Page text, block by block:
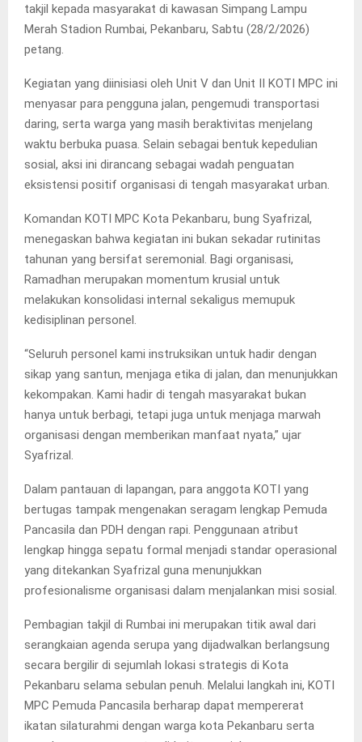
takjil kepada masyarakat di kawasan Simpang Lampu
Merah Stadion Rumbai, Pekanbaru, Sabtu (28/2/2026)
petang.
Kegiatan yang diinisiasi oleh Unit V dan Unit II KOTI MPC ini
menyasar para pengguna jalan, pengemudi transportasi
daring, serta warga yang masih beraktivitas menjelang
waktu berbuka puasa. Selain sebagai bentuk kepedulian
sosial, aksi ini dirancang sebagai wadah penguatan
eksistensi positif organisasi di tengah masyarakat urban.
Komandan KOTI MPC Kota Pekanbaru, bung Syafrizal,
menegaskan bahwa kegiatan ini bukan sekadar rutinitas
tahunan yang bersifat seremonial. Bagi organisasi,
Ramadhan merupakan momentum krusial untuk
melakukan konsolidasi internal sekaligus memupuk
kedisiplinan personel.
“Seluruh personel kami instruksikan untuk hadir dengan
sikap yang santun, menjaga etika di jalan, dan menunjukkan
kekompakan. Kami hadir di tengah masyarakat bukan
hanya untuk berbagi, tetapi juga untuk menjaga marwah
organisasi dengan memberikan manfaat nyata,” ujar
Syafrizal.
Dalam pantauan di lapangan, para anggota KOTI yang
bertugas tampak mengenakan seragam lengkap Pemuda
Pancasila dan PDH dengan rapi. Penggunaan atribut
lengkap hingga sepatu formal menjadi standar operasional
yang ditekankan Syafrizal guna menunjukkan
profesionalisme organisasi dalam menjalankan misi sosial.
Pembagian takjil di Rumbai ini merupakan titik awal dari
serangkaian agenda serupa yang dijadwalkan berlangsung
secara bergilir di sejumlah lokasi strategis di Kota
Pekanbaru selama sebulan penuh. Melalui langkah ini, KOTI
MPC Pemuda Pancasila berharap dapat mempererat
ikatan silaturahmi dengan warga kota Pekanbaru serta